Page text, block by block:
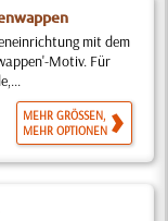
mit dem
Motiv. Für
MEHR GRÖSSEN,
MEHR OPTIONEN